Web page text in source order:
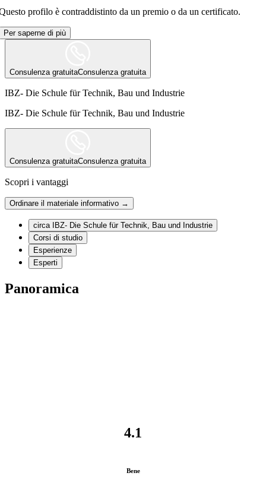
profilo è contraddistinto da un premio o da un certificato.
Per saperne di più
Consulenza gratuitaConsulenza gratuita
IBZ- Die Schule für Technik, Bau und Industrie
IBZ- Die Schule für Technik, Bau und Industrie
Consulenza gratuitaConsulenza gratuita
Scopri i vantaggi
Ordinare il materiale informativo →
circa IBZ- Die Schule für Technik, Bau und Industrie
Corsi di studio
Esperienze
Esperti
Panoramica
4.1
Bene